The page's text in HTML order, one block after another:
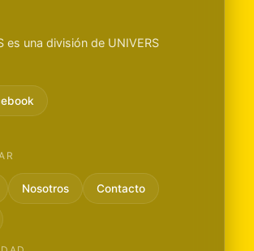
es una división de UNIVERS
Nosotros Contacto